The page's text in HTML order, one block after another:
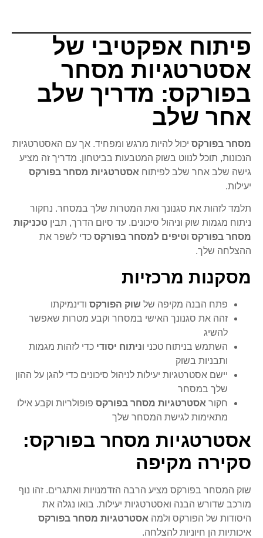
פיתוח אפקטיבי של
אסטרטגיות מסחר
בפורקס: מדריך שלב
אחר שלב
מסחר בפורקס יכול להיות מרגש ומפחיד. אך עם האסטרטגיות
הנכונות, תוכל לנווט בשוק המטבעות בביטחון. מדריך זה מציע
גישה שלב אחר שלב לפיתוח אסטרטגיות מסחר בפורקס
יעילות.
תלמד לזהות את סגנונך ואת המטרות שלך במסחר. נחקור
ניתוח מגמות שוק וניהול סיכונים. עד סיום הדרך, תבין טכניקות
מסחר בפורקס וטיפים למסחר בפורקס כדי לשפר את
ההצלחה שלך.
מסקנות מרכזיות
פתח הבנה מקיפה של שוק הפורקס ודינמיקתו
זהה את סגנונך האישי במסחר וקבע מטרות שאפשר
להשיג
השתמש בניתוח טכני וניתוח יסודי כדי לזהות מגמות
ותבניות בשוק
יישם אסטרטגיות יעילות לניהול סיכונים כדי להגן על ההון
שלך במסחר
חקור אסטרטגיות מסחר בפורקס פופולריות וקבע אילו
מתאימות לגישת המסחר שלך
אסטרטגיות מסחר בפורקס:
סקירה מקיפה
שוק המסחר בפורקס מציע הרבה הזדמנויות ואתגרים. זהו נוף
מורכב שדורש הבנה ואסטרטגיות יעילות. בואו נגלה את
היסודות של הפורקס ולמה אסטרטגיות מסחר בפורקס
איכותיות הן חיוניות להצלחה.